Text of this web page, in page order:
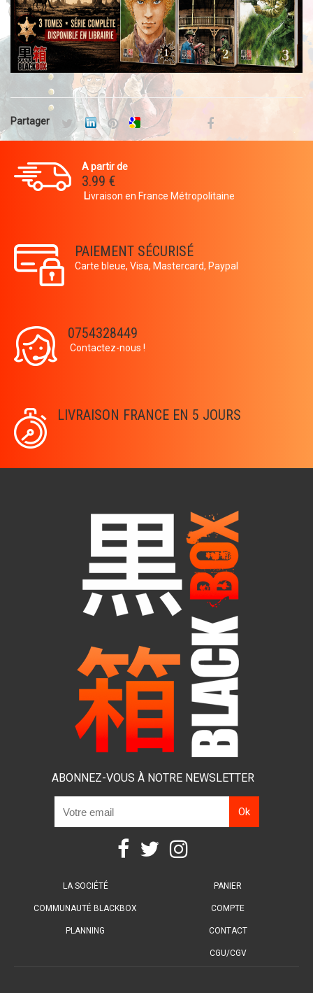
Partager
A partir de
3.99 €
Livraison en France Métropolitaine
PAIEMENT SÉCURISÉ
Carte bleue, Visa, Mastercard, Paypal
0754328449
Contactez-nous !
LIVRAISON FRANCE EN 5 JOURS
ABONNEZ-VOUS À NOTRE NEWSLETTER
LA SOCIÉTÉ
COMMUNAUTÉ BLACKBOX
PLANNING
PANIER
COMPTE
CONTACT
CGU/CGV